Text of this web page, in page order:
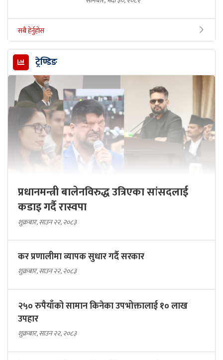
सबै हेर्नुहोस
ट्रेण्डिङ
प्रधानमन्त्री बालेनविरुद्ध उत्रिएका सांसदलाई
कडाइ गर्दै रास्वपा
शुक्रबार, साउन २२, २०८३
कर प्रणालीमा व्यापक सुधार गर्दै सरकार
शुक्रबार, साउन २२, २०८३
२५० रुपैयाँको सामान किनेका उपभोक्तालाई १० लाख
उपहार
शुक्रबार, साउन २२, २०८३